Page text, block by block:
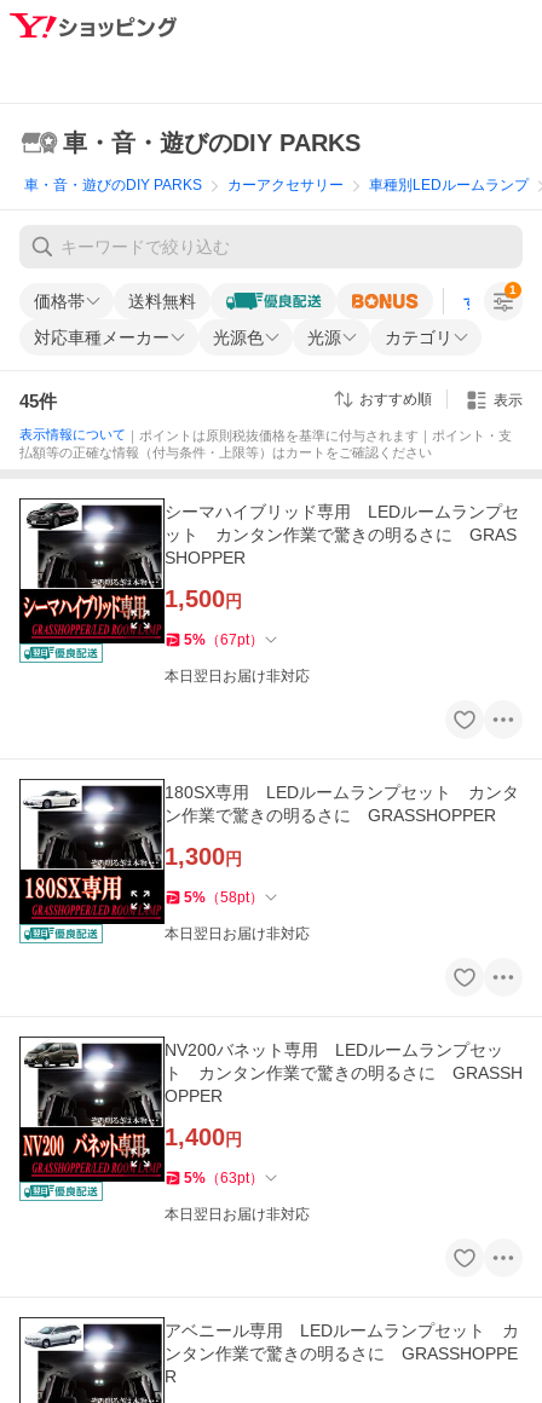
車・音・遊びのDIY PARKS
車・音・遊びのDIY PARKS カーアクセサリー 車種別LEDルームランプ
価格帯 送料無料 すべての条
対応車種メーカー 光源色 光源 カテゴリ
1
45件 おすすめ順 表示
表示情報について ｜ポイントは原則税抜価格を基準に付与されます｜ポイント・支
払額等の正確な情報（付与条件・上限等）はカートをご確認ください
シーマハイブリッド専用 LEDルームランプセ
ット カンタン作業で驚きの明るさに GRAS
SHOPPER
1,500円
5% （67pt）
本日翌日お届け非対応
180SX専用 LEDルームランプセット カンタ
ン作業で驚きの明るさに GRASSHOPPER
1,300円
5% （58pt）
本日翌日お届け非対応
NV200バネット専用 LEDルームランプセッ
ト カンタン作業で驚きの明るさに GRASSH
OPPER
1,400円
5% （63pt）
本日翌日お届け非対応
アベニール専用 LEDルームランプセット カ
ンタン作業で驚きの明るさに GRASSHOPPE
R